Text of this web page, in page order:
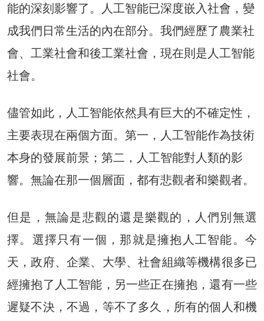
能的深刻影響了。人工智能已深度嵌入社會，變
成我們日常生活的內在部分。我們經歷了農業社
會、工業社會和後工業社會，現在則是人工智能
社會。
儘管如此，人工智能依然具有巨大的不確定性，
主要表現在兩個方面。第一，人工智能作為技術
本身的發展前景；第二，人工智能對人類的影
響。無論在那一個層面，都有悲觀者和樂觀者。
但是，無論是悲觀的還是樂觀的，人們別無選
擇。選擇只有一個，那就是擁抱人工智能。今
天，政府、企業、大學、社會組織等機構很多已
經擁抱了人工智能，另一些正在擁抱，還有一些
遲疑不決，不過，等不了多久，所有的個人和機